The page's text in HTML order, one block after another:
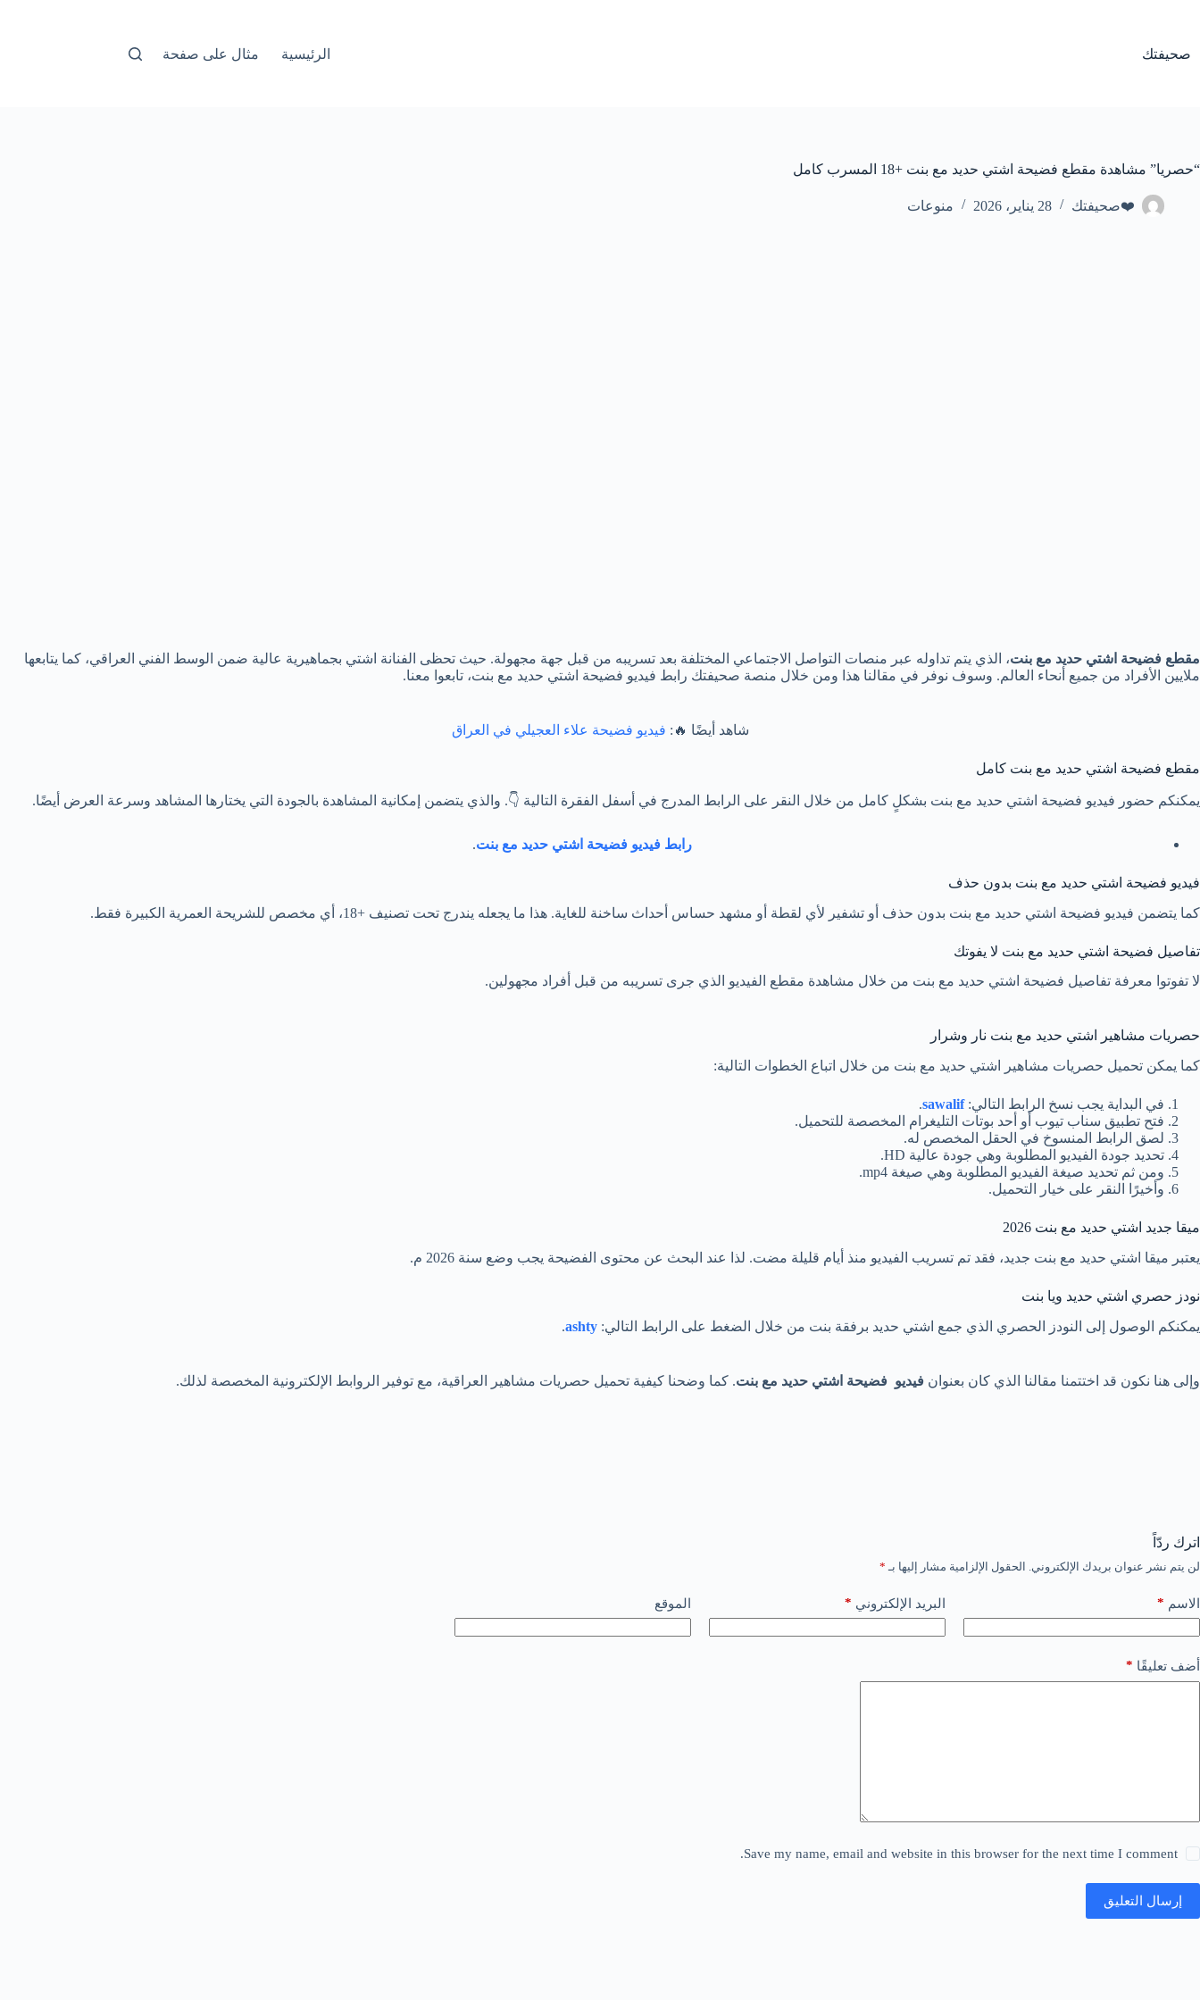
صحيفتك الرئيسية مثال على صفحة
“حصريا” مشاهدة مقطع فضيحة اشتي حديد مع بنت +18 المسرب كامل
❤️صحيفتك 28 يناير، 2026 منوعات
مقطع فضيحة اشتي حديد مع بنت، الذي يتم تداوله عبر منصات التواصل الاجتماعي المختلفة بعد تسريبه من قبل جهة مجهولة. حيث تحظى الفنانة اشتي بجماهيرية عالية ضمن الوسط الفني العراقي، كما يتابعها
ملايين الأفراد من جميع أنحاء العالم. وسوف نوفر في مقالنا هذا ومن خلال منصة صحيفتك رابط فيديو فضيحة اشتي حديد مع بنت، تابعوا معنا.
شاهد أيضًا 🔥: فيديو فضيحة علاء العجيلي في العراق
مقطع فضيحة اشتي حديد مع بنت كامل
يمكنكم حضور فيديو فضيحة اشتي حديد مع بنت بشكلٍ كامل من خلال النقر على الرابط المدرج في أسفل الفقرة التالية 👇. والذي يتضمن إمكانية المشاهدة بالجودة التي يختارها المشاهد وسرعة العرض أيضًا.
رابط فيديو فضيحة اشتي حديد مع بنت.
فيديو فضيحة اشتي حديد مع بنت بدون حذف
كما يتضمن فيديو فضيحة اشتي حديد مع بنت بدون حذف أو تشفير لأي لقطة أو مشهد حساس أحداث ساخنة للغاية. هذا ما يجعله يندرج تحت تصنيف +18، أي مخصص للشريحة العمرية الكبيرة فقط.
تفاصيل فضيحة اشتي حديد مع بنت لا يفوتك
لا تفوتوا معرفة تفاصيل فضيحة اشتي حديد مع بنت من خلال مشاهدة مقطع الفيديو الذي جرى تسريبه من قبل أفراد مجهولين.
حصريات مشاهير اشتي حديد مع بنت نار وشرار
كما يمكن تحميل حصريات مشاهير اشتي حديد مع بنت من خلال اتباع الخطوات التالية:
في البداية يجب نسخ الرابط التالي:sawalif
.
فتح تطبيق سناب تيوب أو أحد بوتات التليغرام المخصصة للتحميل.
لصق الرابط المنسوخ في الحقل المخصص له.
تحديد جودة الفيديو المطلوبة وهي جودة عالية HD.
ومن ثم تحديد صيغة الفيديو المطلوبة وهي صيغة mp4.
وأخيرًا النقر على خيار التحميل.
ميقا جديد اشتي حديد مع بنت 2026
يعتبر ميقا اشتي حديد مع بنت جديد، فقد تم تسريب الفيديو منذ أيام قليلة مضت. لذا عند البحث عن محتوى الفضيحة يجب وضع سنة 2026 م.
نودز حصري اشتي حديد ويا بنت
يمكنكم الوصول إلى النودز الحصري الذي جمع اشتي حديد برفقة بنت من خلال الضغط على الرابط التالي: ashty
.
وإلى هنا نكون قد اختتمنا مقالنا الذي كان بعنوان فيديو فضيحة اشتي حديد مع بنت. كما وضحنا كيفية تحميل حصريات مشاهير العراقية، مع توفير الروابط الإلكترونية المخصصة لذلك.
اترك ردّاً
لن يتم نشر عنوان بريدك الإلكتروني. الحقول الإلزامية مشار إليها بـ *
الاسم * البريد الإلكتروني * الموقع
أضف تعليقًا *
Save my name, email and website in this browser for the next time I comment.
إرسال التعليق